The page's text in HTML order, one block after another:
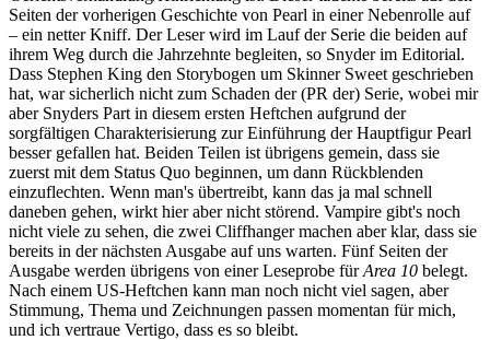
Seiten der vorherigen Geschichte von Pearl in einer Nebenrolle auf
– ein netter Kniff. Der Leser wird im Lauf der Serie die beiden auf
ihrem Weg durch die Jahrzehnte begleiten, so Snyder im Editorial.
Dass Stephen King den Storybogen um Skinner Sweet geschrieben
hat, war sicherlich nicht zum Schaden der (PR der) Serie, wobei mir
aber Snyders Part in diesem ersten Heftchen aufgrund der
sorgfältigen Charakterisierung zur Einführung der Hauptfigur Pearl
besser gefallen hat. Beiden Teilen ist übrigens gemein, dass sie
zuerst mit dem Status Quo beginnen, um dann Rückblenden
einzuflechten. Wenn man's übertreibt, kann das ja mal schnell
daneben gehen, wirkt hier aber nicht störend. Vampire gibt's noch
nicht viele zu sehen, die zwei Cliffhanger machen aber klar, dass sie
bereits in der nächsten Ausgabe auf uns warten. Fünf Seiten der
Ausgabe werden übrigens von einer Leseprobe fürArea 10 belegt.
Nach einem US-Heftchen kann man noch nicht viel sagen, aber
Stimmung, Thema und Zeichnungen passen momentan für mich,
und ich vertraue Vertigo, dass es so bleibt.